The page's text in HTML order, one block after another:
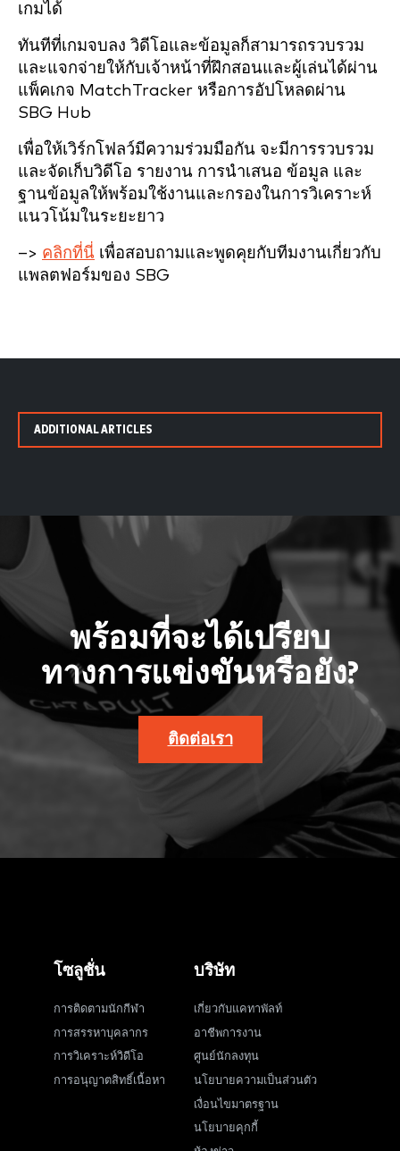
เกมได้
ทันทีที่เกมจบลง วิดีโอและข้อมูลก็สามารถรวบรวม
และแจกจ่ายให้กับเจ้าหน้าที่ฝึกสอนและผู้เล่นได้ผ่าน
แพ็คเกจ MatchTracker หรือการอัปโหลดผ่าน
SBG Hub
เพื่อให้เวิร์กโฟลว์มีความร่วมมือกัน จะมีการรวบรวม
และจัดเก็บวิดีโอ รายงาน การนำเสนอ ข้อมูล และ
ฐานข้อมูลให้พร้อมใช้งานและกรองในการวิเคราะห์
แนวโน้มในระยะยาว
–> คลิกที่นี่ เพื่อสอบถามและพูดคุยกับทีมงานเกี่ยวกับ
แพลตฟอร์มของ SBG
ADDITIONAL ARTICLES
พร้อมที่จะได้เปรียบ
ทางการแข่งขันหรือยัง?
ติดต่อเรา
โซลูชั่น
การติดตามนักกีฬา
การสรรหาบุคลากร
การวิเคราะห์วิดีโอ
การอนุญาตสิทธิ์เนื้อหา
บริษัท
เกี่ยวกับแคทาพัลท์
อาชีพการงาน
ศูนย์นักลงทุน
นโยบายความเป็นส่วนตัว
เงื่อนไขมาตรฐาน
นโยบายคุกกี้